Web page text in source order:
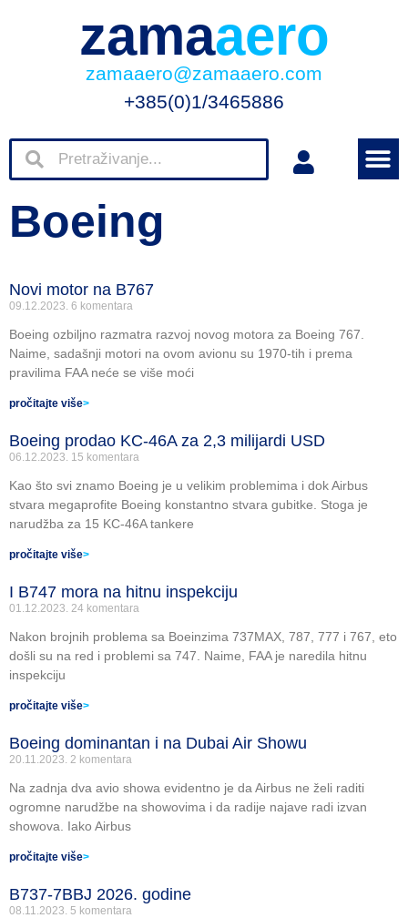
zamaaero
zamaaero@zamaaero.com
+385(0)1/3465886
Boeing
Novi motor na B767
09.12.2023. 6 komentara
Boeing ozbiljno razmatra razvoj novog motora za Boeing 767.
Naime, sadašnji motori na ovom avionu su 1970-tih i prema
pravilima FAA neće se više moći
pročitajte više>
Boeing prodao KC-46A za 2,3 milijardi USD
06.12.2023. 15 komentara
Kao što svi znamo Boeing je u velikim problemima i dok Airbus
stvara megaprofite Boeing konstantno stvara gubitke. Stoga je
narudžba za 15 KC-46A tankere
pročitajte više>
I B747 mora na hitnu inspekciju
01.12.2023. 24 komentara
Nakon brojnih problema sa Boeinzima 737MAX, 787, 777 i 767, eto
došli su na red i problemi sa 747. Naime, FAA je naredila hitnu
inspekciju
pročitajte više>
Boeing dominantan i na Dubai Air Showu
20.11.2023. 2 komentara
Na zadnja dva avio showa evidentno je da Airbus ne želi raditi
ogromne narudžbe na showovima i da radije najave radi izvan
showova. Iako Airbus
pročitajte više>
B737-7BBJ 2026. godine
08.11.2023. 5 komentara